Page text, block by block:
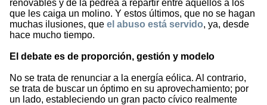
renovables y de la pedrea a repartir entre aquellos a los
que les caiga un molino. Y estos últimos, que no se hagan
muchas ilusiones, que el abuso está servido, ya, desde
hace mucho tiempo.
El debate es de proporción, gestión y modelo
No se trata de renunciar a la energía eólica. Al contrario,
se trata de buscar un óptimo en su aprovechamiento; por
un lado, estableciendo un gran pacto cívico realmente